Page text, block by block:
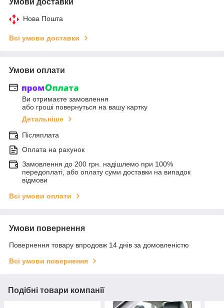
Нова Пошта
Всі умови доставки
Умови оплати
Ви отримаєте замовлення
або гроші повернуться на вашу картку
Детальніше
Післяплата
Оплата на рахунок
Замовлення до 200 грн. надішлемо при 100%
передоплаті, або оплату суми доставки на випадок
відмови
Всі умови оплати
Умови повернення
Повернення товару впродовж 14 днів за домовленістю
Всі умови повернення
Подібні товари компанії